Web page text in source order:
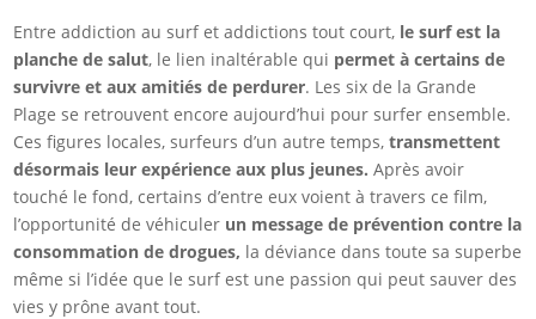
Entre addiction au surf et addictions tout court, le surf est la
planche de salut, le lien inaltérable qui permet à certains de
survivre et aux amitiés de perdurer. Les six de la Grande
Plage se retrouvent encore aujourd’hui pour surfer ensemble.
Ces figures locales, surfeurs d’un autre temps, transmettent
désormais leur expérience aux plus jeunes.Après avoir
touché le fond, certains d’entre eux voient à travers ce film,
l’opportunité de véhiculer un message de prévention contre la
consommation de drogues, la déviance dans toute sa superbe
même si l’idée que le surf est une passion qui peut sauver des
vies y prône avant tout.